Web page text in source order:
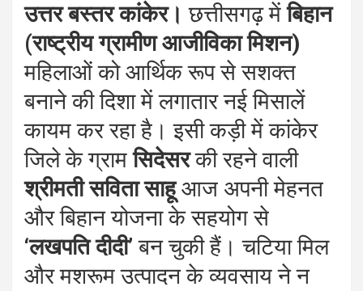
उत्तर बस्तर कांकेर। छत्तीसगढ़ मेंबिहान
(राष्ट्रीय ग्रामीण आजीविका मिशन)
महिलाओं को आर्थिक रूप से सशक्त
बनाने की दिशा में लगातार नई मिसालें
कायम कर रहा है। इसी कड़ी में कांकेर
जिले के ग्रामसिदेसरकी रहने वाली
श्रीमती सविता साहूआज अपनी मेहनत
और बिहान योजना के सहयोग से
‘लखपति दीदी’ बन चुकी हैं। चटिया मिल
और मशरूम उत्पादन के व्यवसाय ने न